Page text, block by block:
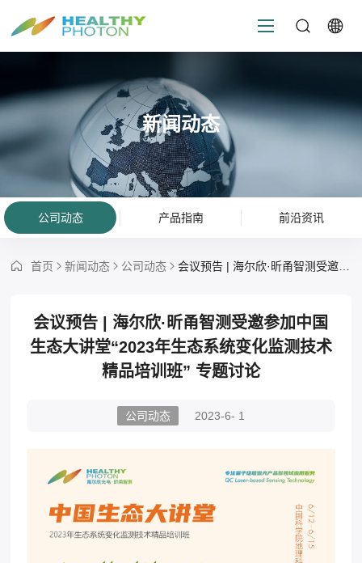
新闻动态
公司动态 产品指南 前沿资讯
首页 新闻动态 公司动态 会议预告 | 海尔欣·昕甬智测受邀参加中国生态大讲堂“2023年生态系统变化监测技术精品培训班” 专题讨论
会议预告 | 海尔欣·昕甬智测受邀参加中国
生态大讲堂“2023年生态系统变化监测技术
精品培训班” 专题讨论
公司动态 2023-6- 1